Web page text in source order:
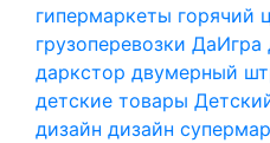
гипермаркеты горячий
грузоперевозки ДаИгра
даркстор двумерный
детские товары
дизайн дизайн